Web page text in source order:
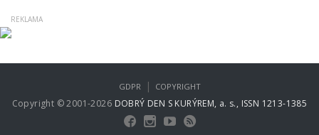
Copyright © 2001-2026 DOBRÝ DEN S KURÝREM, a. s., ISSN 1213-1385
GDPR | COPYRIGHT